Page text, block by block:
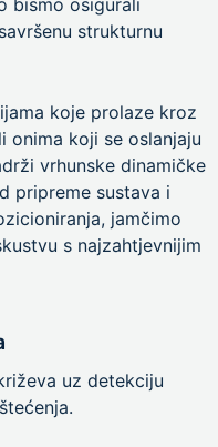
strukturnu
koje prolaze kroz
onima koji se oslanjaju
vrhunske dinamičke
pripreme sustava i
jamčimo
s najzahtjevnijim
uz detekciju